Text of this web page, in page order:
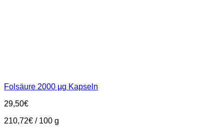
Folsäure 2000 µg Kapseln
29,50€
210,72€ / 100 g